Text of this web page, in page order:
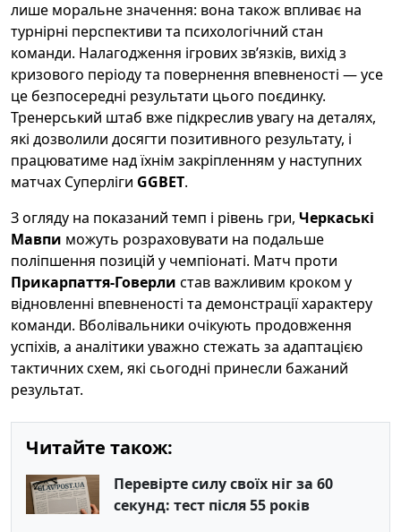
лише моральне значення: вона також впливає на
турнірні перспективи та психологічний стан
команди. Налагодження ігрових зв’язків, вихід з
кризового періоду та повернення впевненості — усе
це безпосередні результати цього поєдинку.
Тренерський штаб вже підкреслив увагу на деталях,
які дозволили досягти позитивного результату, і
працюватиме над їхнім закріпленням у наступних
матчах Суперліги GGBET.
З огляду на показаний темп і рівень гри, Черкаські
Мавпи можуть розраховувати на подальше
поліпшення позицій у чемпіонаті. Матч проти
Прикарпаття-Говерли став важливим кроком у
відновленні впевненості та демонстрації характеру
команди. Вболівальники очікують продовження
успіхів, а аналітики уважно стежать за адаптацією
тактичних схем, які сьогодні принесли бажаний
результат.
Читайте також:
Перевірте силу своїх ніг за 60
секунд: тест після 55 років